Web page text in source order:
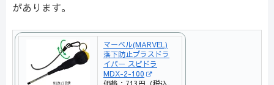
があります。
マーベル(MARVEL)
落下防止プラスドラ
イバー スピドラ
MDX-2-100